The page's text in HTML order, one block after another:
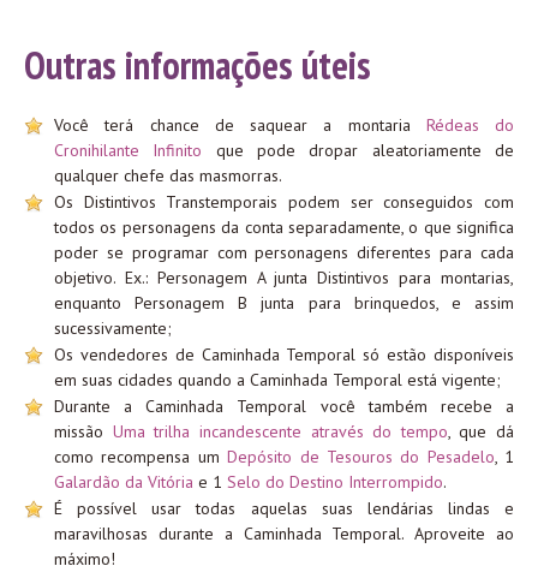
Outras informações úteis
Você terá chance de saquear a montaria Rédeas do
Cronihilante Infinito que pode dropar aleatoriamente de
qualquer chefe das masmorras.
Os Distintivos Transtemporais podem ser conseguidos com
todos os personagens da conta separadamente, o que significa
poder se programar com personagens diferentes para cada
objetivo. Ex.: Personagem A junta Distintivos para montarias,
enquanto Personagem B junta para brinquedos, e assim
sucessivamente;
Os vendedores de Caminhada Temporal só estão disponíveis
em suas cidades quando a Caminhada Temporal está vigente;
Durante a Caminhada Temporal você também recebe a
missão Uma trilha incandescente através do tempo, que dá
como recompensa umDepósito de Tesouros do Pesadelo, 1
Galardão da Vitória e 1 Selo do Destino Interrompido.
É possível usar todas aquelas suas lendárias lindas e
maravilhosas durante a Caminhada Temporal. Aproveite ao
máximo!